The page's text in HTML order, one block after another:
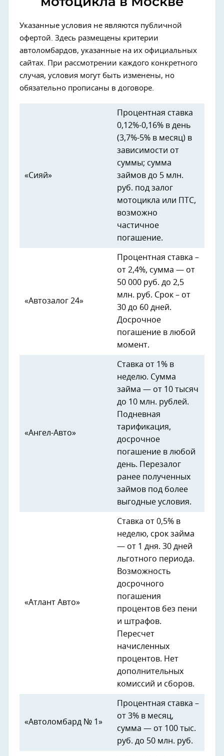
Указанные условия не являются публичной
офертой. Здесь размещены критерии
автоломбардов, указанные на их официальных
сайтах. При рассмотрении каждого конкретного
случая, условия могут быть изменены, но
обязательно прописаны в договоре.
«Сияй»
Процентная ставка
0,12%-0,16% в день
(3,7%-5% в месяц) в
зависимости от
суммы; сумма
займов до 5 млн.
руб. под залог
мотоцикла или ПТС,
возможно
частичное
погашение.
«Автозалог 24»
Процентная ставка –
от 2,4%, сумма — от
50 000 руб. до 2,5
млн. руб. Срок – от
30 до 60 дней.
Досрочное
погашение в любой
момент.
«Ангел-Авто»
Ставка от 1% в
неделю. Сумма
займа — от 10 тысяч
до 10 млн. рублей.
Подневная
тарификация,
досрочное
погашение в любой
день. Перезалог
ранее полученных
займов под более
выгодные условия.
«Атлант Авто»
Ставка от 0,5% в
неделю, срок займа
— от 1 дня. 30 дней
льготного периода.
Возможность
досрочного
погашения
процентов без пени
и штрафов.
Пересчет
начисленных
процентов. Нет
дополнительных
комиссий и сборов.
«Автоломбард № 1»
Процентная ставка –
от 3% в месяц,
сумма — от 100 тыс.
руб. до 50 млн. руб.